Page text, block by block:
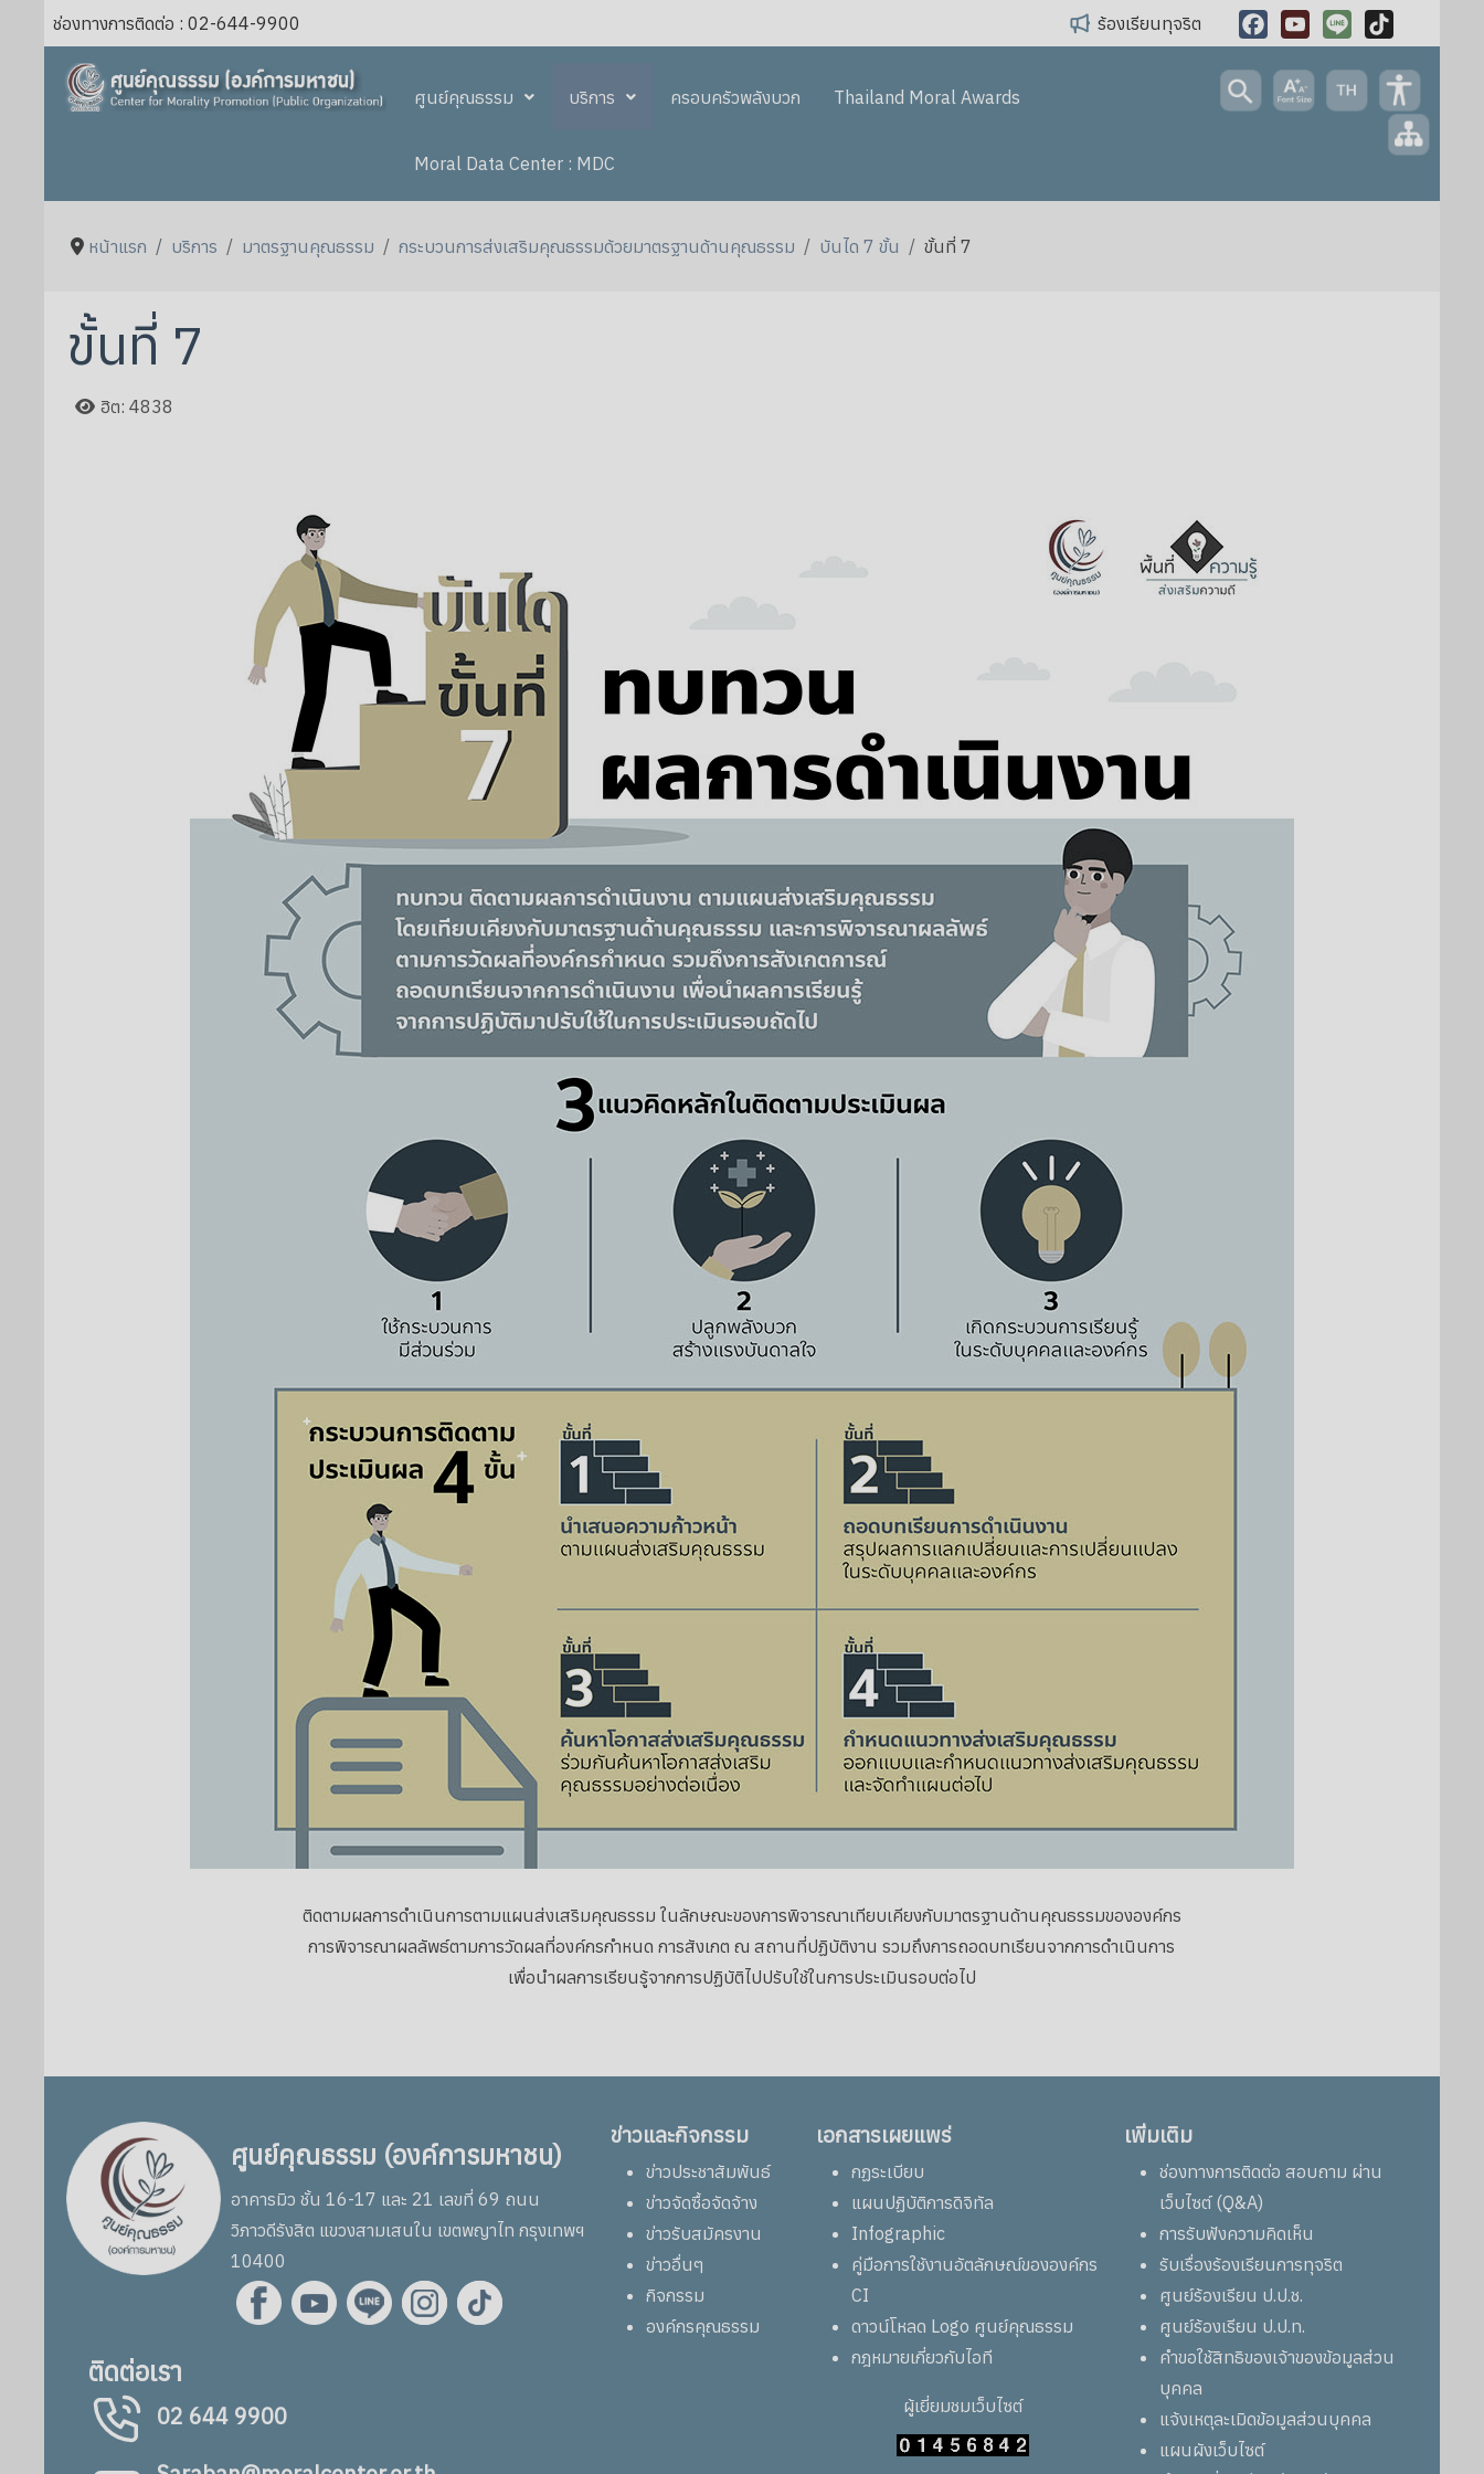
ช่องทางการติดต่อ : 02-644-9900
ร้องเรียนทุจริต
FacebookYouTube
Line TikTok
ศูนย์คุณธรรม
บริการ ครอบครัวพลังบวก Thailand Moral Awards
Moral Data Center : MDC
หน้าแรก บริการ มาตรฐานคุณธรรม กระบวนการส่งเสริมคุณธรรมด้วยมาตรฐานด้านคุณธรรม บันได 7 ขั้น ขั้นที่ 7
ขั้นที่ 7
ฮิต: 4838
ติดตามผลการดำเนินการตามแผนส่งเสริมคุณธรรม ในลักษณะของการพิจารณาเทียบเคียงกับมาตรฐานด้านคุณธรรมขององค์กร
การพิจารณาผลลัพธ์ตามการวัดผลที่องค์กรกำหนด การสังเกต ณ สถานที่ปฏิบัติงาน รวมถึงการถอดบทเรียนจากการดำเนินการ
เพื่อนำผลการเรียนรู้จากการปฏิบัติไปปรับใช้ในการประเมินรอบต่อไป
ศูนย์คุณธรรม (องค์การมหาชน)
อาคารมิว ชั้น 16-17 และ 21 เลขที่ 69 ถนน
วิภาวดีรังสิต แขวงสามเสนใน เขตพญาไท กรุงเทพฯ
10400
ติดต่อเรา
02 644 9900
ข่าวและกิจกรรม
ข่าวประชาสัมพันธ์
ข่าวจัดซื้อจัดจ้าง
ข่าวรับสมัครงาน
ข่าวอื่นๆ
กิจกรรม
องค์กรคุณธรรม
เอกสารเผยแพร่
กฏระเบียบ
แผนปฏิบัติการดิจิทัล
Infographic
คู่มือการใช้งานอัตลักษณ์ขององค์กร
CI
ดาวน์โหลด Logo ศูนย์คุณธรรม
กฎหมายเกี่ยวกับไอที
ผู้เยี่ยมชมเว็บไซต์
เพิ่มเติม
ช่องทางการติดต่อ สอบถาม ผ่าน
เว็บไซต์ (Q&A)
การรับฟังความคิดเห็น
รับเรื่องร้องเรียนการทุจริต
ศูนย์ร้องเรียน ป.ป.ช.
ศูนย์ร้องเรียน ป.ป.ท.
คำขอใช้สิทธิของเจ้าของข้อมูลส่วน
บุคคล
แจ้งเหตุละเมิดข้อมูลส่วนบุคคล
แผนผังเว็บไซต์